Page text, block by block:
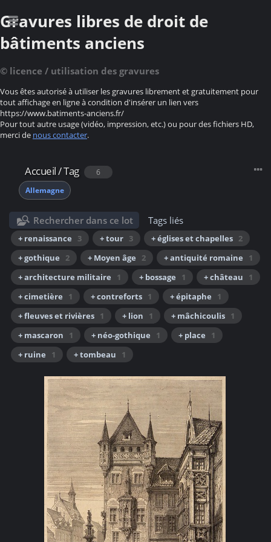
Gravures libres de droit de
bâtiments anciens
© licence / utilisation des gravures
Vous êtes autorisé à utiliser les gravures librement et gratuitement pour
tout affichage en ligne à condition d'insérer un lien vers
https://www.batiments-anciens.fr/
Pour tout autre usage (vidéo, impression, etc.) ou pour des fichiers HD,
merci de nous contacter.
Accueil/Tag
6
Allemagne
Rechercher dans ce lot Tags liés
+ renaissance 3 + tour 3 + églises et chapelles 2
+ gothique
2 + Moyen âge 2 + antiquité romaine
1
+ architecture militaire
1 + bossage 1 + château
1
+ cimetière
1 + contreforts 1 + épitaphe
1
+ fleuves et rivières 1 + lion 1 + mâchicoulis 1
+ mascaron
1 + néo-gothique 1 + place
1
+ ruine
1 + tombeau 1